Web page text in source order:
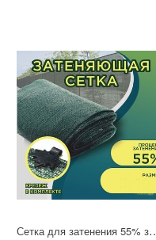
Сетка для затенения 55%